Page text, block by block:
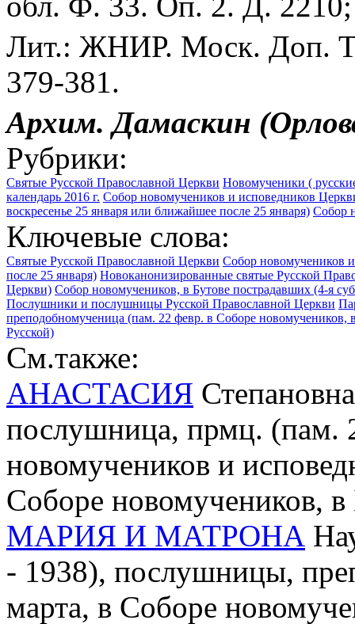
Лит.: ЖНИР. Моск. Доп.
379-381.
Архим. Дамаскин
Рубрики:
Святые Русской Православной Церкви Новомученики (
календарь 2016 г. Собор новомучеников и исповедников
воскресенье 25 января или ближайшее после 25 января) Собор
Ключевые слова:
Святые Русской Православной Церкви Собор новомучеников
после 25 января) Новоканонизированные святые Русской
Церкви) Собор новомучеников, в Бутове пострадавших (4-я
Послушники и послушницы Русской Православной Церкви
преподобномученица (пам. 22 февр. в Соборе
Русской)
См.также:
АНАСТАСИЯ
послушница, прмц. (пам.
новомучеников и
Соборе новомучеников,
МАРИЯ И МАТРОНА
- 1938), послушницы,
марта, в Соборе